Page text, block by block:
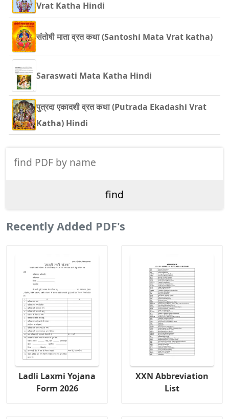
Vrat Katha Hindi
संतोषी माता व्रत कथा (Santoshi Mata Vrat katha)
Saraswati Mata Katha Hindi
पुत्रदा एकादशी व्रत कथा (Putrada Ekadashi Vrat
Katha) Hindi
Recently Added PDF's
Ladli Laxmi Yojana
Form 2026
XXN Abbreviation
List